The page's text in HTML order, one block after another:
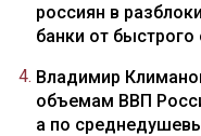
россиян в
банки от быстрого
Владимир
объемам ВВП
а по